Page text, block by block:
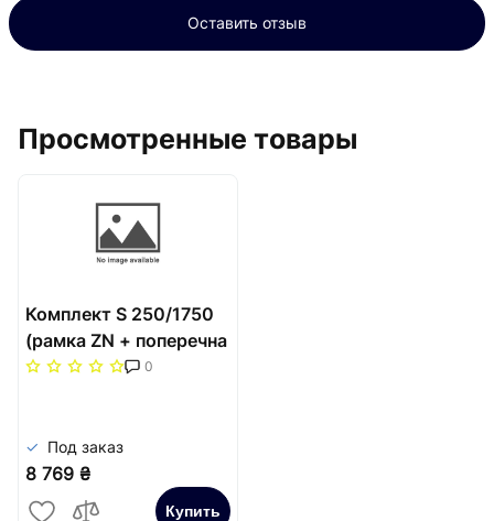
Оставить отзыв
Просмотренные товары
Комплект S 250/1750
(рамка ZN + поперечна
решітка) Carrera Сатин
0
Под заказ
8 769 ₴
Купить